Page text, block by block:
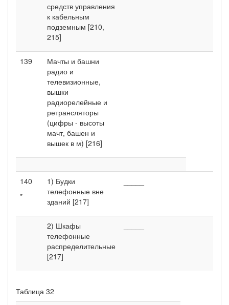
средств управления
к кабельным
подземным [210,
215]
139
Мачты и башни
радио и
телевизионные,
вышки
радиорелейные и
ретрансляторы
(цифры - высоты
мачт, башен и
вышек в м) [216]
140
*
1) Будки
телефонные вне
зданий [217]
2) Шкафы
телефонные
распределительные
[217]
Таблица 32